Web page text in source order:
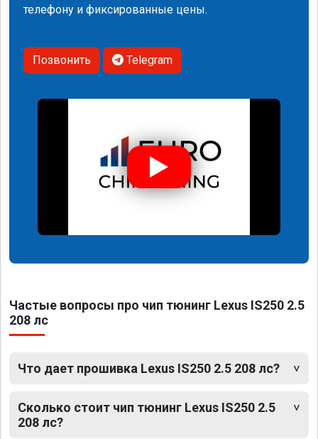
телефону и фиксированные цены.
Позвонить Telegram
Частые вопросы про чип тюнинг Lexus IS250 2.5
208 лс
Что дает прошивка Lexus IS250 2.5 208 лс?
Сколько стоит чип тюнинг Lexus IS250 2.5
208 лс?